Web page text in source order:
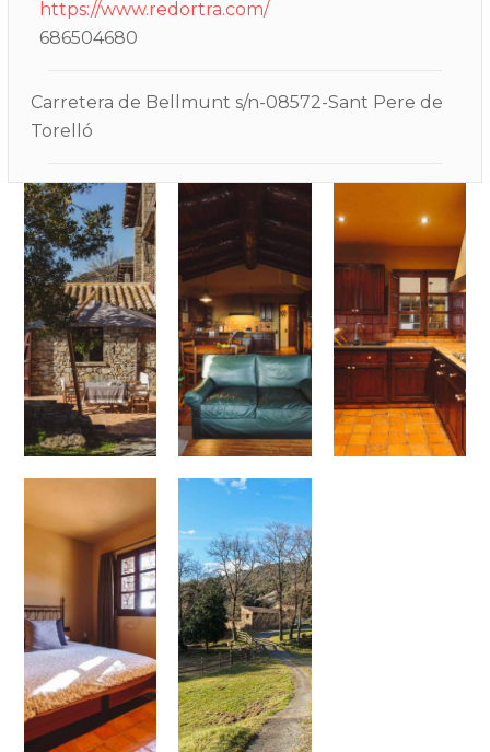
https://www.redortra.com/
686504680
Carretera de Bellmunt s/n-08572-Sant Pere de
Torelló